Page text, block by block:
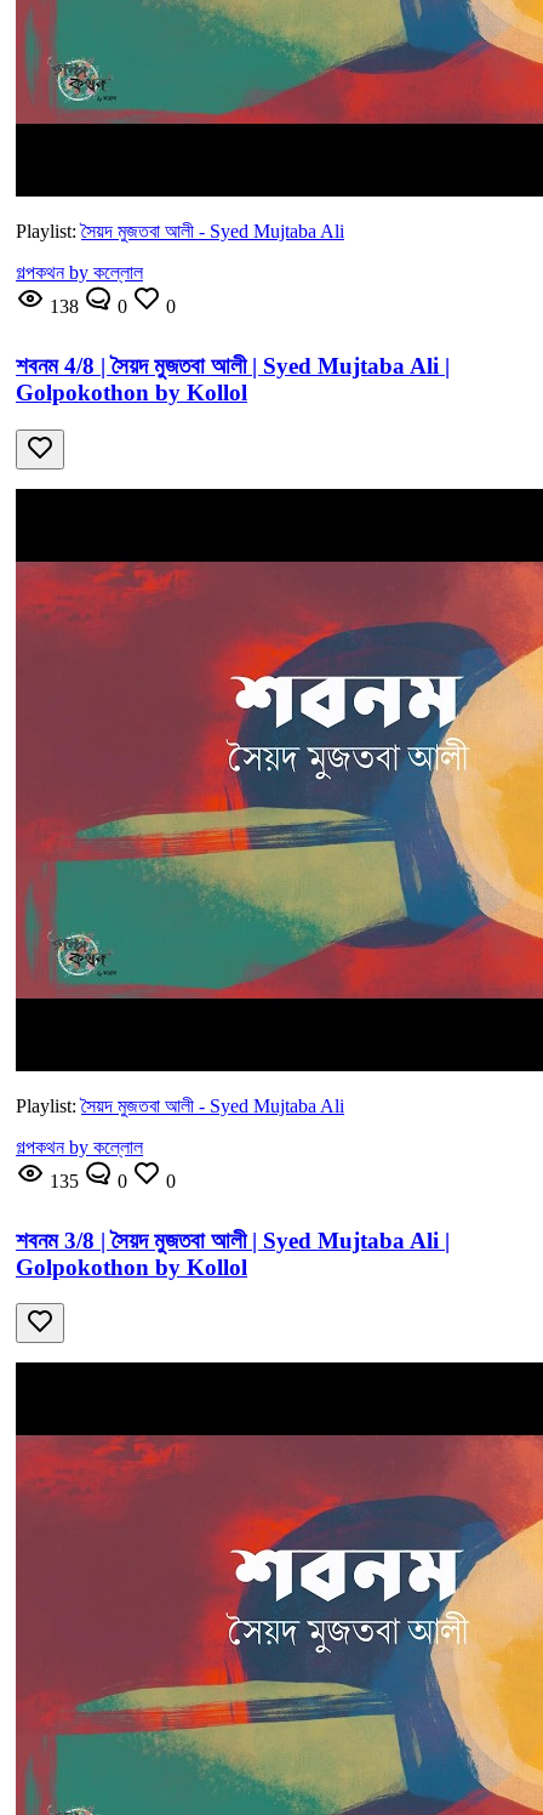
Playlist:সৈয়দ মুজতবা আলী - Syed Mujtaba Ali
গল্পকথন by কল্লোল
138
0 0
শবনম 4/8 | সৈয়দ মুজতবা আলী | Syed Mujtaba Ali |
Golpokothon by Kollol
Playlist:সৈয়দ মুজতবা আলী - Syed Mujtaba Ali
গল্পকথন by কল্লোল
135
0 0
শবনম 3/8 | সৈয়দ মুজতবা আলী | Syed Mujtaba Ali |
Golpokothon by Kollol